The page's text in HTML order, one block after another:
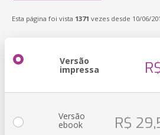
Esta página foi vista 1371 vezes desde 10/06/
Versão
impressa
Versão
ebook R$